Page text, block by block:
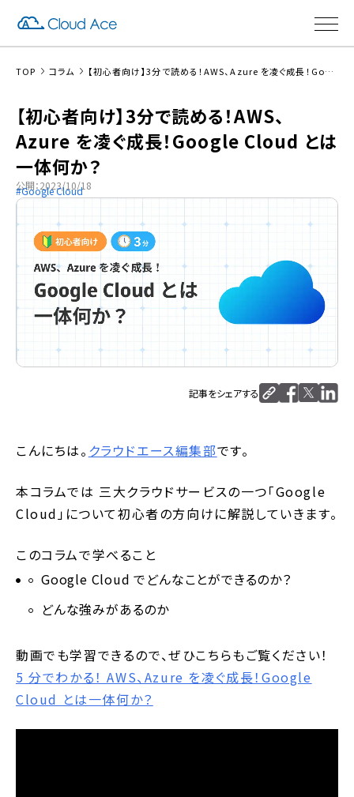
TOP コラム 【初心者向け】3分で読める！AWS、Azure を凌ぐ成長！Google Cloud とは一体何か？
【初心者向け】3分で読める！AWS、
Azure を凌ぐ成長！Google Cloud とは
一体何か？
公開：2023/10/18
Google Cloud
記事をシェアする
こんにちは。 クラウドエース編集部です。
本コラムでは 三大クラウドサービスの一つ「Google
Cloud」について初心者の方向けに解説していきます。
このコラムで学べること
Google Cloud でどんなことができるのか？
どんな強みがあるのか
動画でも学習できるので、ぜひこちらもご覧ください！
5 分でわかる！ AWS、Azure を凌ぐ成長！Google
Cloud とは一体何か？